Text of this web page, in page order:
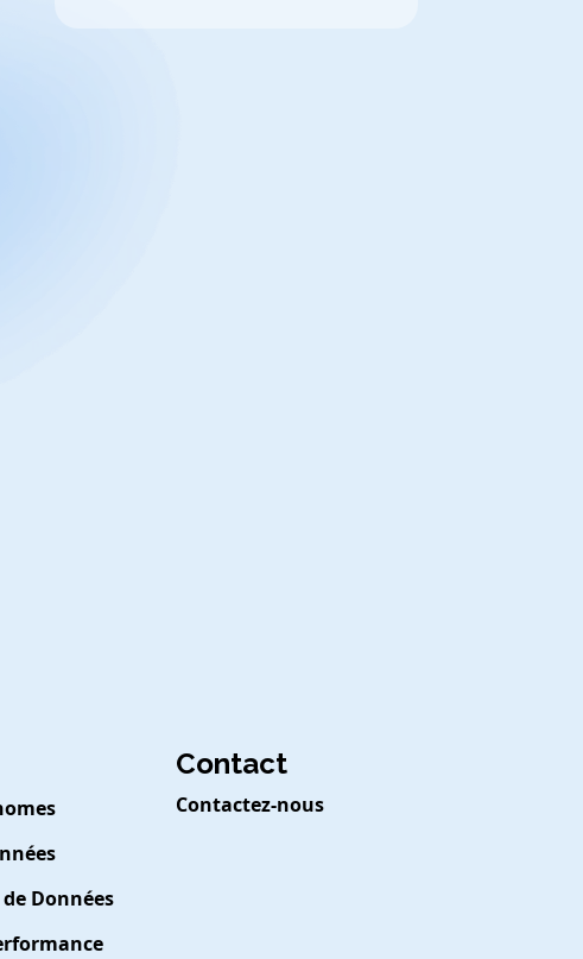
Données
Contact
Contactez-nous